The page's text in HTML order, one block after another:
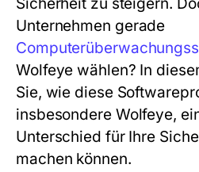
Unternehmen gerade
Wolfeye wählen? In
Sie, wie diese
insbesondere Wolfeye,
Unterschied für Ihre
machen können.